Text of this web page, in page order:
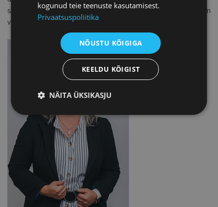
saada enda lauale koolituste pakkujate pakkumised, mis on
vastavuses organisatsiooni profiili ja kriteeriumitega.
kogunud teie teenuste kasutamisest.
Privaatsuspoliitika
NÕUSTU KÕIGIGA
KEELDU KÕIGIST
NÄITA ÜKSIKASJU